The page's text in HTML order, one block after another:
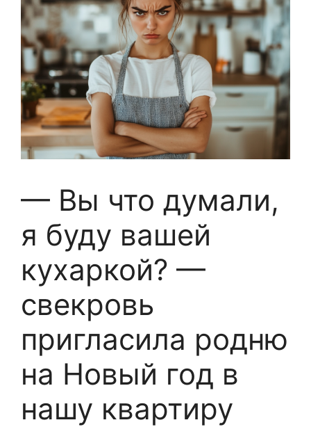
— Вы что думали,
я буду вашей
кухаркой? —
свекровь
пригласила родню
на Новый год в
нашу квартиру